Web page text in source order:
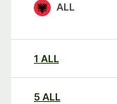
ALL
1 ALL
5 ALL